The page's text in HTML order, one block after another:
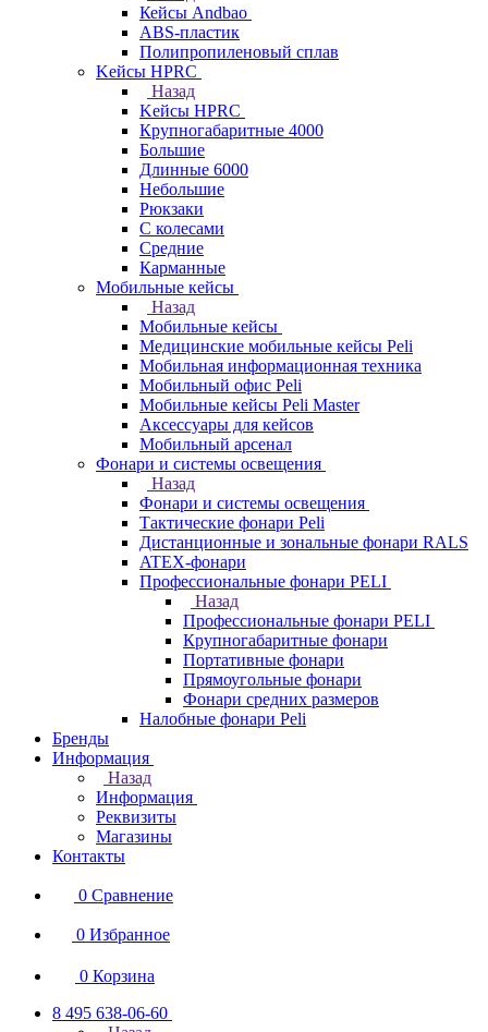
Кейсы Andbao
ABS-пластик
Полипропиленовый сплав
Kейсы HPRC
Назад
Kейсы HPRC
Крупногабаритные 4000
Большие
Длинные 6000
Небольшие
Рюкзаки
С колесами
Средние
Карманные
Мобильные кейсы
Назад
Мобильные кейсы
Медицинские мобильные кейсы Peli
Мобильная информационная техника
Мобильный офис Peli
Мобильные кейсы Peli Master
Аксессуары для кейсов
Мобильный арсенал
Фонари и системы освещения
Назад
Фонари и системы освещения
Тактические фонари Peli
Дистанционные и зональные фонари RALS
ATEX-фонари
Профессиональные фонари PELI
Назад
Профессиональные фонари PELI
Крупногабаритные фонари
Портативные фонари
Прямоугольные фонари
Фонари средних размеров
Налобные фонари Peli
Бренды
Информация
Назад
Информация
Реквизиты
Магазины
Контакты
0 Сравнение
0 Избранное
0 Корзина
8 495 638-06-60